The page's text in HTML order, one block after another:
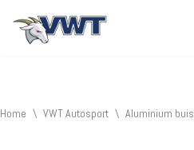
Home \ VWT Autosport \ Aluminium buis